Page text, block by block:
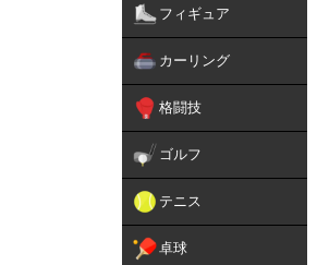
フィギュア
カーリング
格闘技
ゴルフ
テニス
卓球